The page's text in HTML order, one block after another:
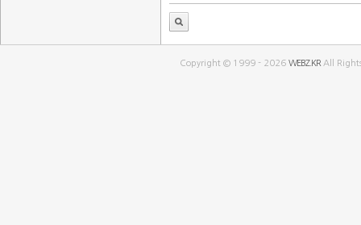
Copyright © 1999 - 2026WEBZ.KR All